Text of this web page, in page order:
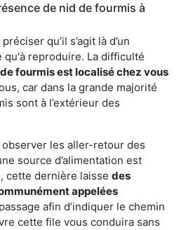
de nid de fourmis à
qu’il s’agit là d’un
reproduire. La difficulté
fourmis est localisé chez vous
car dans la grande majorité
sont à l’extérieur des
les aller-retour des
source d’alimentation est
cette dernière laisse des
appelées
afin d’indiquer le chemin
cette file vous conduira sans